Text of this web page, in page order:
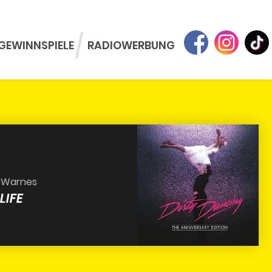
RADIOWERBUNG